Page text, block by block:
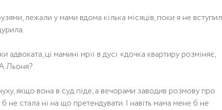
лежали у мами вдома кілька місяців, поки я не
ці мамині мрії в дусі «дочка квартиру розміняє,
Льоня?
якщо вона в суд піде, а вечорами заводив розмову про
не стала ні на що претендувати. І навіть мама мене б не